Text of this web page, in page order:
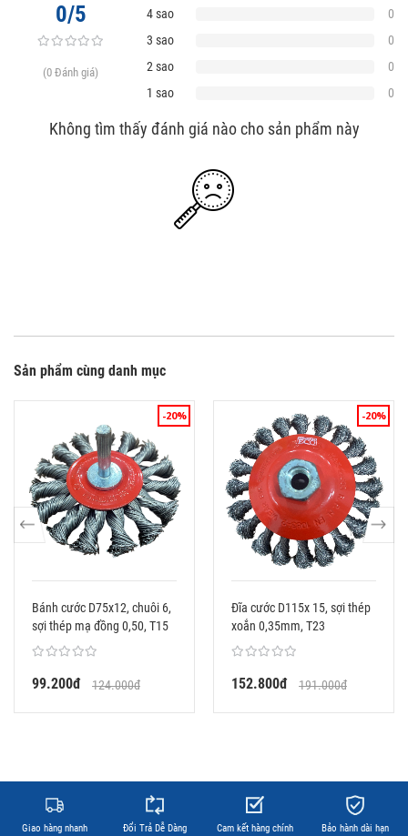
0/5
(0 Đánh giá)
4 sao
0
3 sao
0
2 sao
0
1 sao
0
Không tìm thấy đánh giá nào cho sản phẩm này
Sản phẩm cùng danh mục
-20%
Bánh cước D75x12, chuôi 6,
sợi thép mạ đồng 0,50, T15
99.200đ 124.000đ
-20%
Đĩa cước D115x 15, sợi thép
xoắn 0,35mm, T23
152.800đ 191.000đ
Giao hàng nhanh Đổi Trả Dễ Dàng
Cam kết hàng chính
Bảo hành dài hạn